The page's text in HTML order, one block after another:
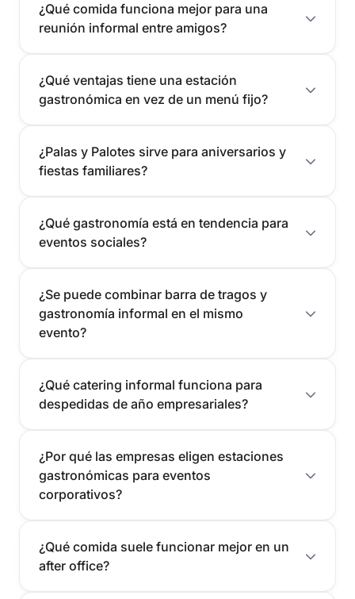
¿Qué comida funciona mejor para una
reunión informal entre amigos?
¿Qué ventajas tiene una estación
gastronómica en vez de un menú fijo?
¿Palas y Palotes sirve para aniversarios y
fiestas familiares?
¿Qué gastronomía está en tendencia para
eventos sociales?
¿Se puede combinar barra de tragos y
gastronomía informal en el mismo
evento?
¿Qué catering informal funciona para
despedidas de año empresariales?
¿Por qué las empresas eligen estaciones
gastronómicas para eventos
corporativos?
¿Qué comida suele funcionar mejor en un
after office?